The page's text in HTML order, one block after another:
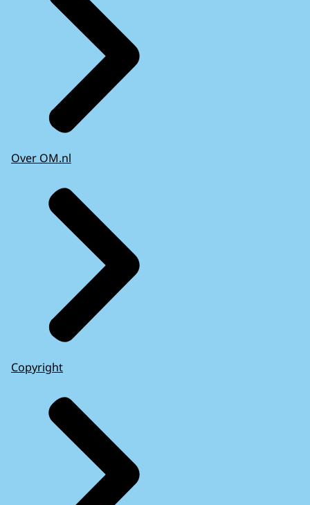
Over OM.nl
Copyright